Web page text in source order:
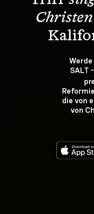
Christen
SALT
die von
von